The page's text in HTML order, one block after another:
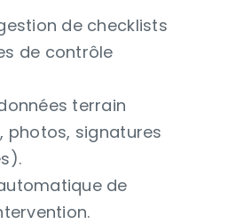
de checklists
de contrôle
terrain
photos, signatures
de